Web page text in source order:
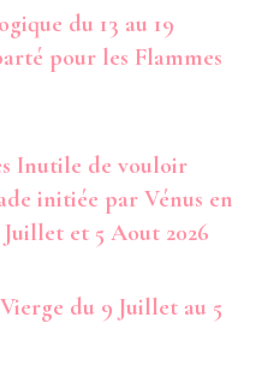
du 13 au 19
pour les Flammes
Inutile de vouloir
initiée par Vénus en
et 5 Aout 2026
du 9 Juillet au 5